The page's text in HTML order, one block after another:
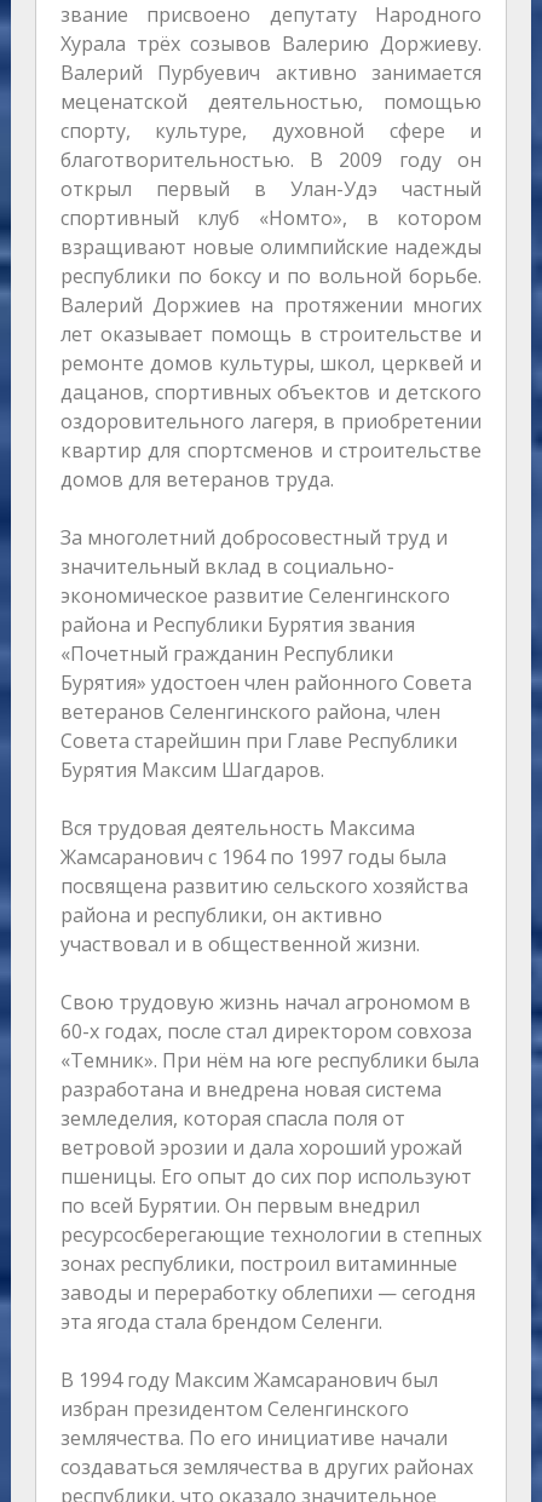
звание присвоено депутату Народного
Хурала трёх созывов Валерию Доржиеву.
Валерий Пурбуевич активно занимается
меценатской деятельностью, помощью
спорту, культуре, духовной сфере и
благотворительностью. В 2009 году он
открыл первый в Улан-Удэ частный
спортивный клуб «Номто», в котором
взращивают новые олимпийские надежды
республики по боксу и по вольной борьбе.
Валерий Доржиев на протяжении многих
лет оказывает помощь в строительстве и
ремонте домов культуры, школ, церквей и
дацанов, спортивных объектов и детского
оздоровительного лагеря, в приобретении
квартир для спортсменов и строительстве
домов для ветеранов труда.
За многолетний добросовестный труд и
значительный вклад в социально-
экономическое развитие Селенгинского
района и Республики Бурятия звания
«Почетный гражданин Республики
Бурятия» удостоен член районного Совета
ветеранов Селенгинского района, член
Совета старейшин при Главе Республики
Бурятия Максим Шагдаров.
Вся трудовая деятельность Максима
Жамсаранович с 1964 по 1997 годы была
посвящена развитию сельского хозяйства
района и республики, он активно
участвовал и в общественной жизни.
Свою трудовую жизнь начал агрономом в
60-х годах, после стал директором совхоза
«Темник». При нём на юге республики была
разработана и внедрена новая система
земледелия, которая спасла поля от
ветровой эрозии и дала хороший урожай
пшеницы. Его опыт до сих пор используют
по всей Бурятии. Он первым внедрил
ресурсосберегающие технологии в степных
зонах республики, построил витаминные
заводы и переработку облепихи — сегодня
эта ягода стала брендом Селенги.
В 1994 году Максим Жамсаранович был
избран президентом Селенгинского
землячества. По его инициативе начали
создаваться землячества в других районах
республики, что оказало значительное